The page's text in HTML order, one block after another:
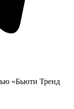
«Бьюти Тренд